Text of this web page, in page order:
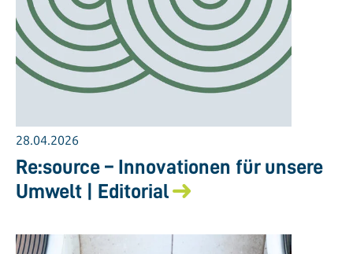
28.04.2026
Re:source – Innovationen für unsere
Umwelt | Editorial